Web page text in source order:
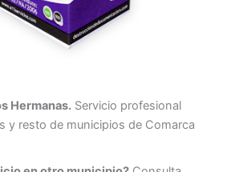
Hermanas. Servicio profesional
y resto de municipios de Comarca